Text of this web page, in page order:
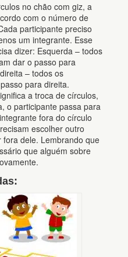
no chão com giz, a
com o número de
participante preciso
um integrante. Esse
dizer: Esquerda – todos
dar o passo para
– todos os
para direita.
a troca de círculos,
o participante passa para
fora do círculo
escolher outro
dele. Lembrando que
que alguém sobre